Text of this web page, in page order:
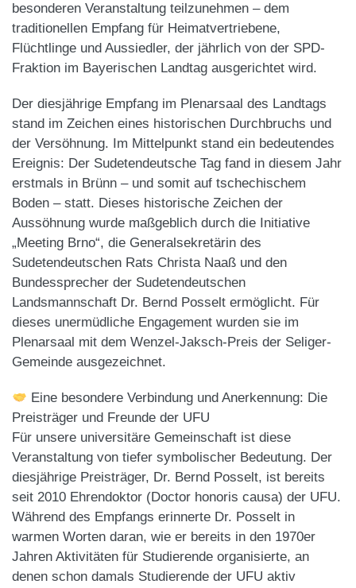
besonderen Veranstaltung teilzunehmen – dem
traditionellen Empfang für Heimatvertriebene,
Flüchtlinge und Aussiedler, der jährlich von der SPD-
Fraktion im Bayerischen Landtag ausgerichtet wird.
​Der diesjährige Empfang im Plenarsaal des Landtags
stand im Zeichen eines historischen Durchbruchs und
der Versöhnung. Im Mittelpunkt stand ein bedeutendes
Ereignis: Der Sudetendeutsche Tag fand in diesem Jahr
erstmals in Brünn – und somit auf tschechischem
Boden – statt. Dieses historische Zeichen der
Aussöhnung wurde maßgeblich durch die Initiative
„Meeting Brno“, die Generalsekretärin des
Sudetendeutschen Rats Christa Naaß und den
Bundessprecher der Sudetendeutschen
Landsmannschaft Dr. Bernd Posselt ermöglicht. Für
dieses unermüdliche Engagement wurden sie im
Plenarsaal mit dem Wenzel-Jaksch-Preis der Seliger-
Gemeinde ausgezeichnet.
Eine besondere Verbindung und Anerkennung: Die
Preisträger und Freunde der UFU
Für unsere universitäre Gemeinschaft ist diese
Veranstaltung von tiefer symbolischer Bedeutung. Der
diesjährige Preisträger, Dr. Bernd Posselt, ist bereits
seit 2010 Ehrendoktor (Doctor honoris causa) der UFU.
Während des Empfangs erinnerte Dr. Posselt in
warmen Worten daran, wie er bereits in den 1970er
Jahren Aktivitäten für Studierende organisierte, an
denen schon damals Studierende der UFU aktiv